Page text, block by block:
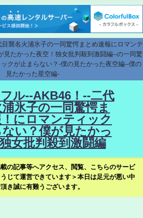
襲名火浦氷子の一同驚愕まとめ速報にロマンテ
見たかった夜空！独女批判殺到激闘編--の一同驚
クが止まらない？-僕の見たかった夜空編--僕の
見たかった星空編-
ル--AKB46！--二代
浦氷子の一同驚愕ま
にロマンティック
い？僕が見たかっ
女批判殺到激闘編
の記事等へアクセス、閲覧、こちらのサービ
じて運営できています＞本日は足元が悪い中
き誠に有難うございます。